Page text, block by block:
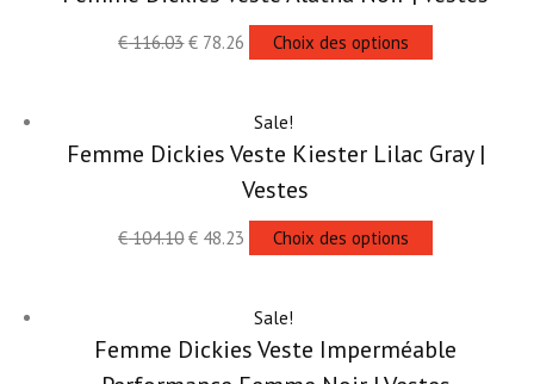
€116.03 € 78.26 Choix des options
Sale!
Femme Dickies Veste Kiester Lilac Gray |
Vestes
€104.10 € 48.23 Choix des options
Sale!
Femme Dickies Veste Imperméable